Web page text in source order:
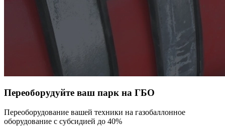
Переоборудуйте ваш парк на ГБО
Переоборудование вашей техники на газобаллонное
оборудование с субсидией до 40%